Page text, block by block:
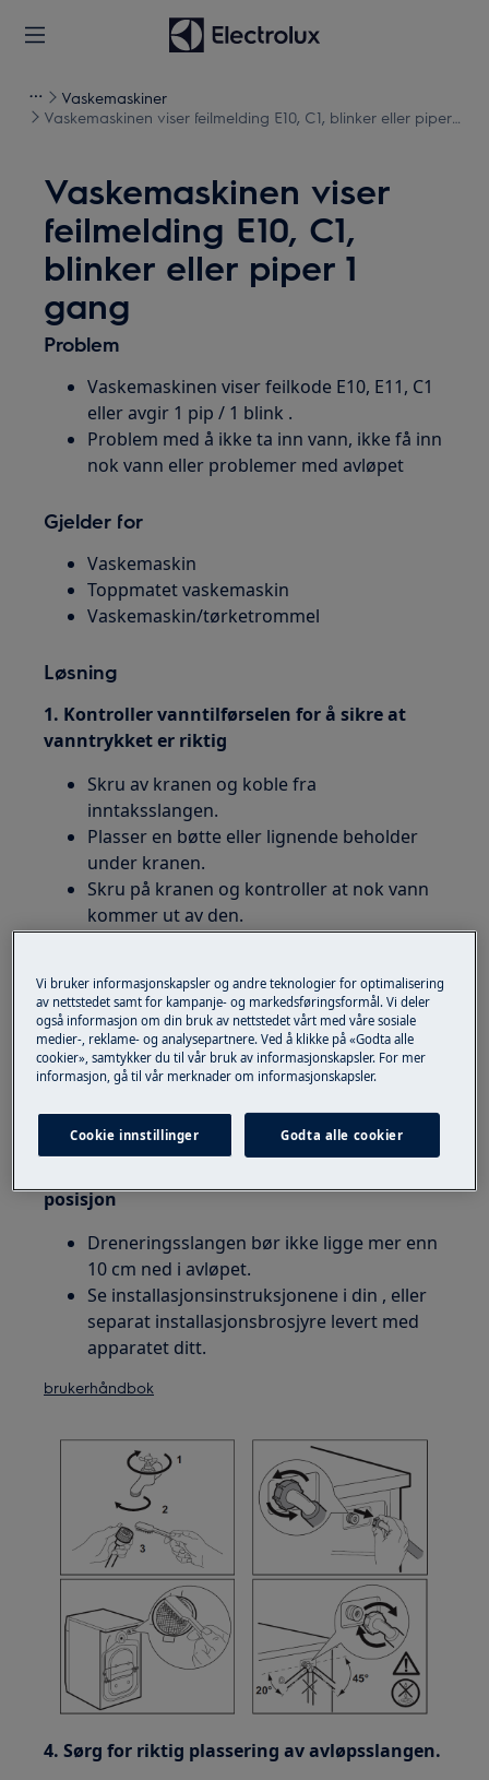
Vaskemaskiner
Vaskemaskinen viser feilmelding E10, C1, blinker eller piper 1
Vaskemaskinen viser
feilmelding E10, C1,
blinker eller piper 1
gang
Problem
Vaskemaskinen viser feilkode E10, E11, C1
eller avgir 1 pip / 1 blink .
Problem med å ikke ta inn vann, ikke få inn
nok vann eller problemer med avløpet
Gjelder for
Vaskemaskin
Toppmatet vaskemaskin
Vaskemaskin/tørketrommel
Løsning
1. Kontroller vanntilførselen for å sikre at
vanntrykket er riktig
Skru av kranen og koble fra
inntaksslangen.
Plasser en bøtte eller lignende beholder
under kranen.
Skru på kranen og kontroller at nok vann
kommer ut av den.
2. Rengjør filteret i inntaksslangen ved siden
av kranen.
Hvis det er et filter i vannventilen hvor
det også rengjøres.
posisjon
Dreneringsslangen bør ikke ligge mer enn
10 cm ned i avløpet.
Se installasjonsinstruksjonene i din , eller
separat installasjonsbrosjyre levert med
apparatet ditt.
brukerhåndbok
4. Sørg for riktig plassering av avløpsslangen.
Vi bruker informasjonskapsler og andre teknologier for optimalisering
av nettstedet samt for kampanje- og markedsføringsformål. Vi deler
også informasjon om din bruk av nettstedet vårt med våre sosiale
medier-, reklame- og analysepartnere. Ved å klikke på «Godta alle
cookier», samtykker du til vår bruk av informasjonskapsler. For mer
informasjon, gå til vår merknader om informasjonskapsler.
Cookie innstillinger Godta alle cookier